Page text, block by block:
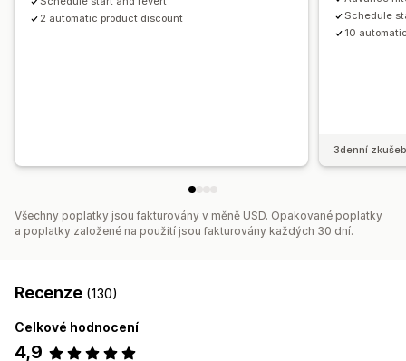
2 automatic product discount
Schedule
10
3denní
Všechny poplatky jsou fakturovány v měně USD. Opakované poplatky
a poplatky založené na použití jsou fakturovány každých 30 dní.
Recenze (130)
Celkové hodnocení
4,9